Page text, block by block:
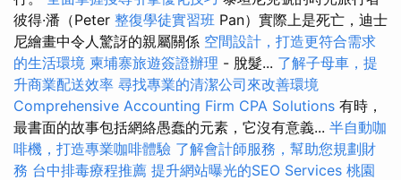
彼得·潘（Peter 整復學徒實習班 Pan）實際上是死亡，迪士
尼繪畫中令人驚訝的親屬關係 空間設計，打造更符合需求
的生活環境 柬埔寨旅遊簽證辦理 - 脫髮... 了解子母車，提
升商業配送效率 尋找專業的清潔公司來改善環境
Comprehensive Accounting Firm CPA Solutions 有時，
最書面的故事包括網絡愚蠢的元素，它沒有意義... 半自動咖
啡機，打造專業咖啡體驗 了解會計師服務，幫助您規劃財
務 台中排毒療程推薦 提升網站曝光的SEO Services 桃園